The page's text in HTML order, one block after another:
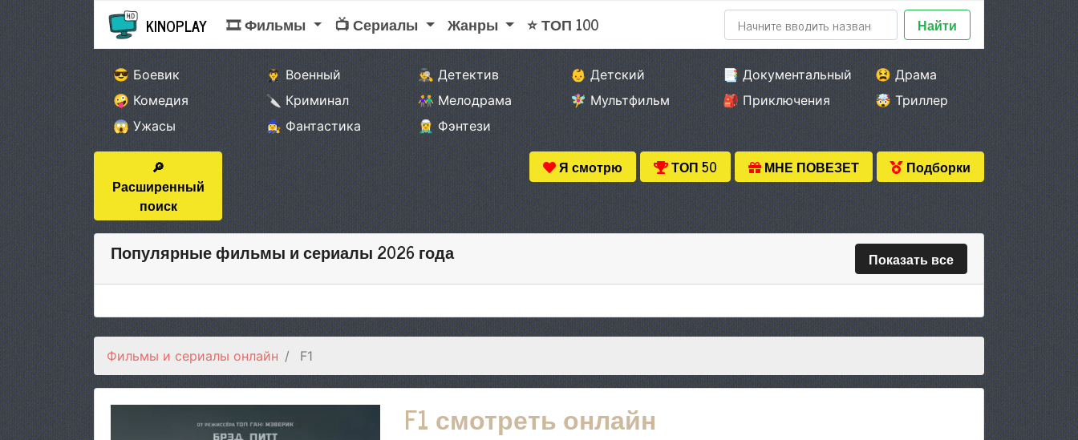
KINOPLAY 🎞 Фильмы 📺 Сериалы Жанры ⭐ ТОП 100 Найти
😎 Боевик 👨‍✈️ Военный 🕵️‍♂️ Детектив 👶 Детский 📑 Документальный
😫 Драма
🤪 Комедия
🔪 Криминал 👫 Мелодрама 🧚‍♀️ Мультфильм 🎒 Приключения
🤯 Триллер
😱 Ужасы
🧙‍♀️ Фантастика 🧝‍♂️ Фэнтези
🔎
Расширенный
поиск
Я смотрю ТОП 50 МНЕ ПОВЕЗЕТ Подборки
Популярные фильмы и сериалы 2026 года Показать все
Фильмы и сериалы онлайн F1
F1 смотреть онлайн